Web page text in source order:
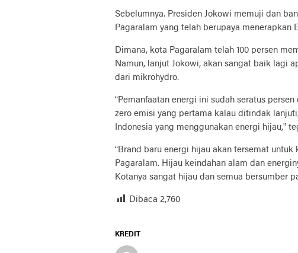
Sebelumnya. Presiden Jokowi memuji dan
Pagaralam yang telah berupaya menerapkan
Dimana, kota Pagaralam telah 100 persen
Namun, lanjut Jokowi, akan sangat baik lagi
dari mikrohydro.
“Pemanfaatan energi ini sudah seratus
zero emisi yang pertama kalau ditindak
Indonesia yang menggunakan energi hijau,”
“Brand baru energi hijau akan tersemat
Pagaralam. Hijau keindahan alam dan
Kotanya sangat hijau dan semua bersumber
Dibaca 2,760
KREDIT